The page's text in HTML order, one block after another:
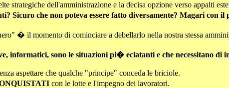
strategiche dell'amministrazione e la decisa opzione verso appalti
che non poteva essere fatto diversamente? Magari con il
� il momento di cominciare a debellarlo nella nostra stessa
informatici, sono le situazioni pi� eclatanti e che necessitano di
aspettare che qualche "principe" conceda le briciole.
con le lotte e l'impegno dei lavoratori.